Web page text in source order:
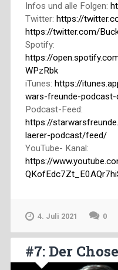
Infos und alle Folgen:
Twitter: https://
https://twitter.com/
Spotify:
https://
WPzRbk
iTunes: https://
wars-freunde-
Podcast-Feed:
https://
laerer-podcast/feed/
YouTube- Kanal:
https://
4. Juli 2021 0
#7: Der